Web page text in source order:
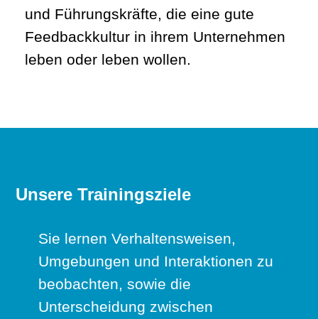
und Führungskräfte, die eine gute
Feedbackkultur in ihrem Unternehmen
leben oder leben wollen.
Unsere Trainingsziele
Sie lernen Verhaltensweisen,
Umgebungen und Interaktionen zu
beobachten, sowie die
Unterscheidung zwischen